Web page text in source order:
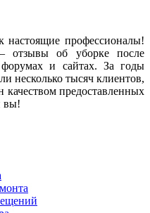
профессионалы!
отзывы об уборке после
и сайтах. За годы
несколько тысяч клиентов,
предоставленных
вы!